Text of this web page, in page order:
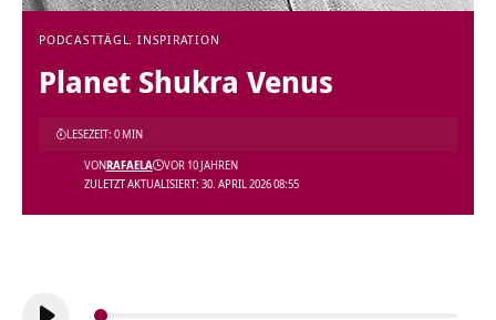
PODCASTTÄGL. INSPIRATION
Planet Shukra Venus
ZULETZT AKTUALISIERT: 30. APRIL 2026 08:55
VONRAFAELA VOR 10 JAHREN
LESEZEIT: 0 MIN
Audio-